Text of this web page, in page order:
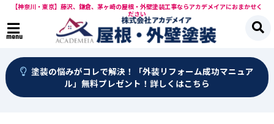
【神奈川・東京】藤沢、鎌倉、茅ヶ崎の屋根・外壁塗装工事ならアカデメイアにおまかせく
ださい
menu
塗装の悩みがコレで解決！「外装リフォーム成功マニュア
ル」無料プレゼント！詳しくはこちら